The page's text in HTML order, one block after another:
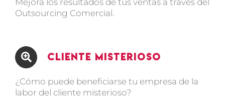
Outsourcing Comercial.
Cliente Misterioso
¿Cómo puede beneficiarse tu empresa de la
labor del cliente misterioso?